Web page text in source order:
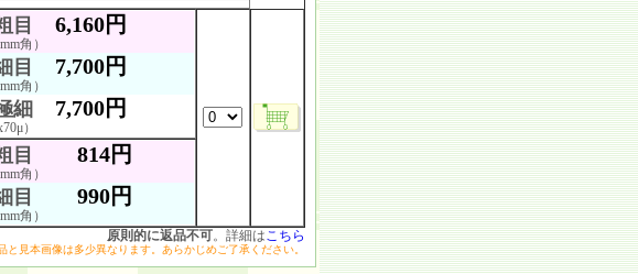
目 6,160円
角）
目 7,700円
角）
細7,700円
）
目 814円
角）
目 990円
角）
原則的に返品不可。詳細はこちら
と見本画像は多少異なります。あらかじめご了承ください。